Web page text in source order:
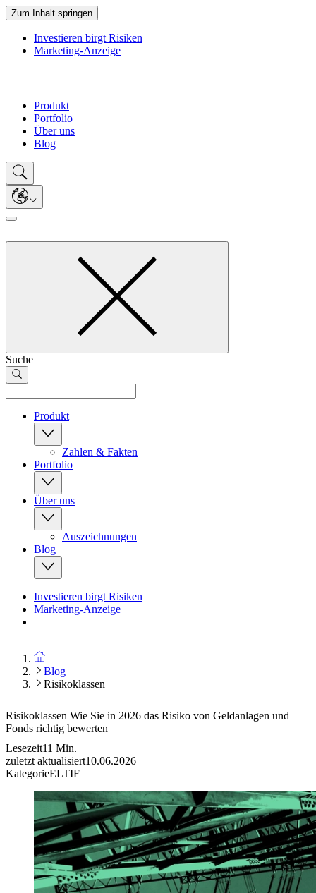
Zum Inhalt springen
Investieren birgt Risiken
Marketing-Anzeige
Produkt
Portfolio
Über uns
Blog
Suche
Produkt
Zahlen & Fakten
Portfolio
Über uns
Auszeichnungen
Blog
Investieren birgt Risiken
Marketing-Anzeige
Blog
Risikoklassen
Risikoklassen Wie Sie in 2026 das Risiko von Geldanlagen und
Fonds richtig bewerten
Lesezeit11 Min.
zuletzt aktualisiert10.06.2026
KategorieELTIF